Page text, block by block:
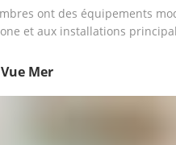
ont des équipements
et aux installations
Mer